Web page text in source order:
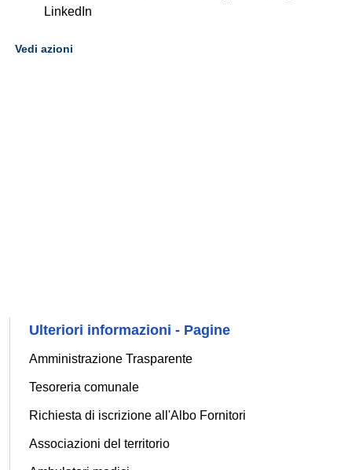
LinkedIn
Vedi azioni
Ulteriori informazioni - Pagine
Amministrazione Trasparente
Tesoreria comunale
Richiesta di iscrizione all'Albo Fornitori
Associazioni del territorio